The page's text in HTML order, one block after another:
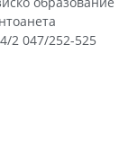
2 047/252-525